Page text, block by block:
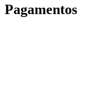
Pagamentos